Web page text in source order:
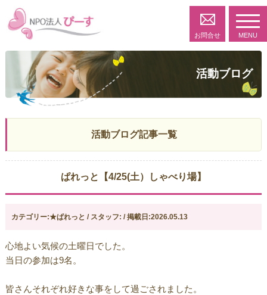
お問合せ MENU
活動ブログ
活動ブログ記事一覧
ぱれっと【4/25(土）しゃべり場】
カテゴリー:★ぱれっと / スタッフ: / 掲載日:2026.05.13
心地よい気候の土曜日でした。
当日の参加は9名。
皆さんそれぞれ好きな事をして過ごされました。